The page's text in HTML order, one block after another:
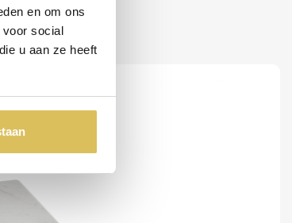
en om ons
voor social
u aan ze heeft